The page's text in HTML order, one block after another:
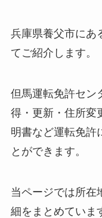
兵庫県養父市にあ
てご紹介します。
但馬運転免許セン
得・更新・住所変
明書など運転免許
とができます。
当ページでは所在
細をまとめていま